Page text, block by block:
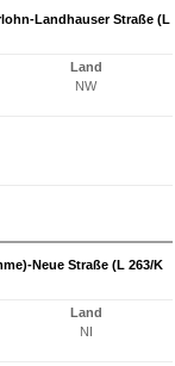
Landhauser Straße (L
Land
NW
Neue Straße (L 263/K
Land
NI